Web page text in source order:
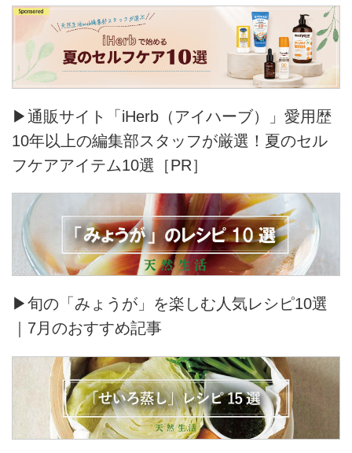
▶通販サイト「iHerb（アイハーブ）」愛用歴
10年以上の編集部スタッフが厳選！夏のセル
フケアアイテム10選［PR］
▶旬の「みょうが」を楽しむ人気レシピ10選
｜7月のおすすめ記事